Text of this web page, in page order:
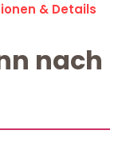
& Details
nach